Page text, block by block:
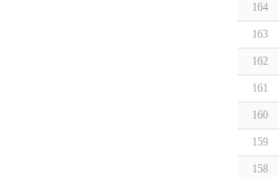
164
163
162
161
160
159
158